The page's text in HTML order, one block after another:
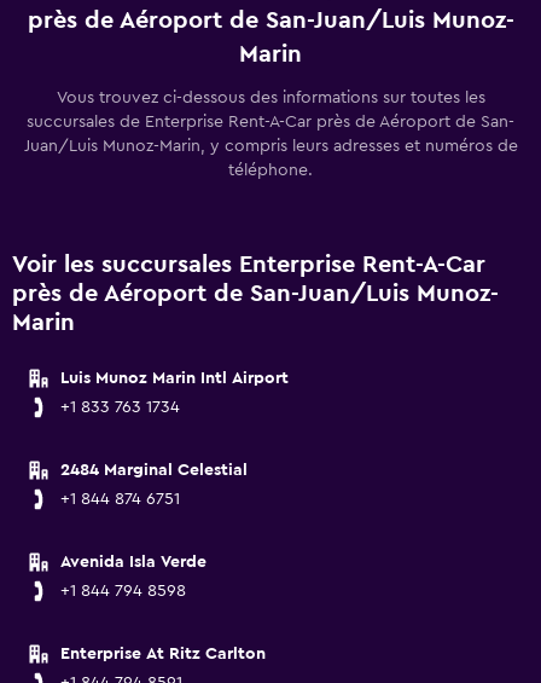
près de Aéroport de San-Juan/Luis Munoz-
Marin
Vous trouvez ci-dessous des informations sur toutes les
succursales de Enterprise Rent-A-Car près de Aéroport de San-
Juan/Luis Munoz-Marin, y compris leurs adresses et numéros de
téléphone.
Voir les succursales Enterprise Rent-A-Car
près de Aéroport de San-Juan/Luis Munoz-
Marin
Luis Munoz Marin Intl Airport
+1 833 763 1734
2484 Marginal Celestial
+1 844 874 6751
Avenida Isla Verde
+1 844 794 8598
Enterprise At Ritz Carlton